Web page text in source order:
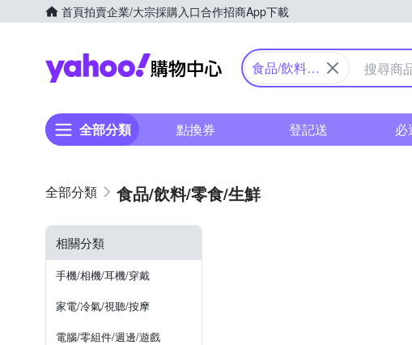
首頁拍賣企業/大宗採購入口合作招商App下載
Yahoo購物中心
食品/飲料/
全部分類 點換券 登記送 必
食品/飲料/零食/生鮮
相關分類
手機/相機/耳機/穿戴
家電/冷氣/視聽/按摩
電腦/零組件/週邊/遊戲